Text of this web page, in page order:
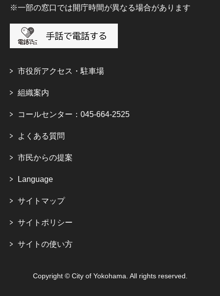
※一部の窓口では開庁時間が異なる場合があります
市役所アクセス・駐車場
組織案内
コールセンター：045-664-2525
よくある質問
市民からの提案
Language
サイトマップ
サイトポリシー
サイトの使い方
Copyright © City of Yokohama. All rights reserved.